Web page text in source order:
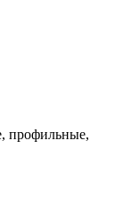
профильные,